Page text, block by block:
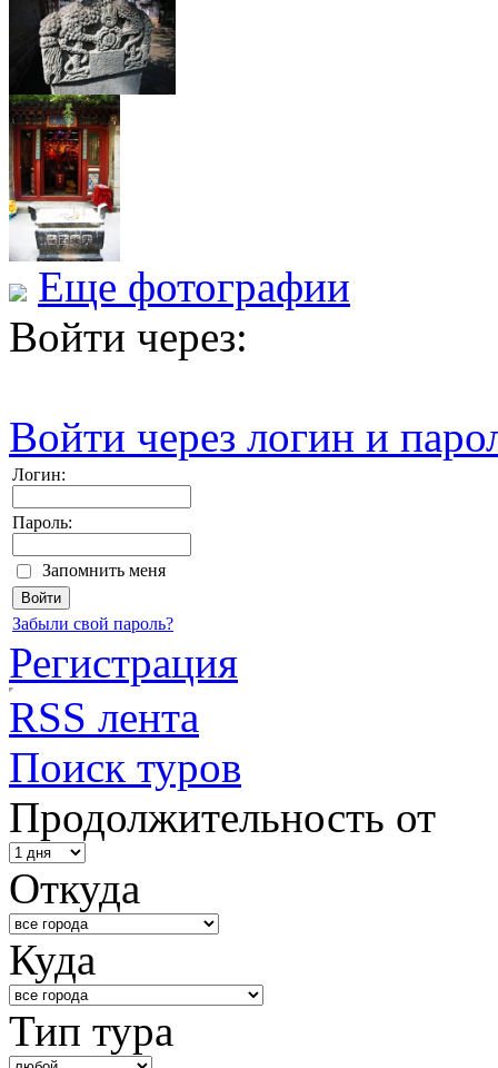
Еще фотографии
Войти через:
Войти через логин и
Логин:
Пароль:
Запомнить меня
Забыли свой пароль?
Регистрация
RSS лента
Поиск туров
Продолжительность от
Откуда
Куда
Тип тура